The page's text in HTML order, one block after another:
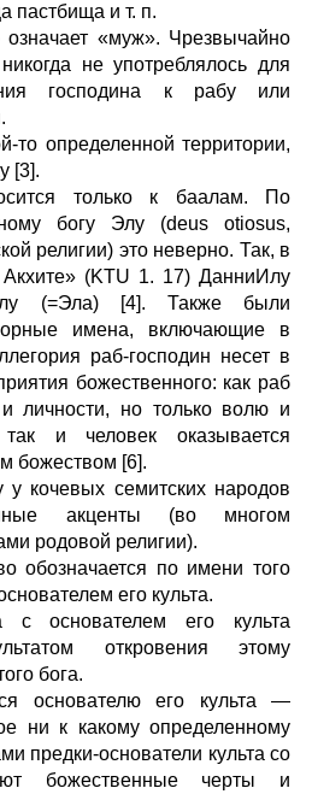
пастбища и т. п.
«муж». Чрезвычайно
не употреблялось для
господина к рабу или
то определенной территории,
[3].
только к баалам. По
богу Элу (deus otiosus,
религии) это неверно. Так, в
(KTU 1. 17) ДанниИлу
(=Эла) [4]. Также были
имена, включающие в
раб-господин несет в
божественного: как раб
личности, но только волю и
так и человек оказывается
божеством [6].
кочевых семитских народов
акценты (во многом
родовой религии).
обозначается по имени того
его культа.
с основателем его культа
откровения этому
бога.
основателю его культа —
ни к какому определенному
предки-основатели культа со
божественные черты и